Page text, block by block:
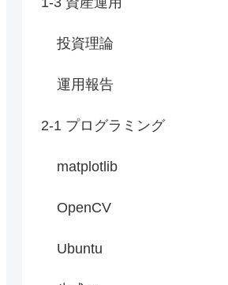
投資理論
運用報告
2-1 プログラミング
matplotlib
OpenCV
Ubuntu